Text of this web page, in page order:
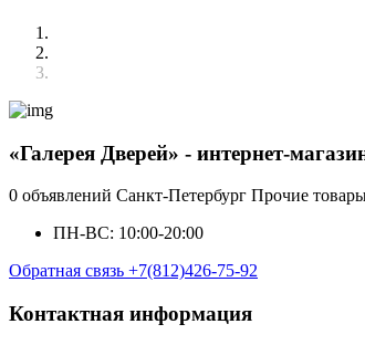
«Галерея Дверей» - интернет-
0 объявлений Санкт-Петербург Прочие
ПН-ВС: 10:00-20:00
Обратная связь +7(812)426-75-92
Контактная информация